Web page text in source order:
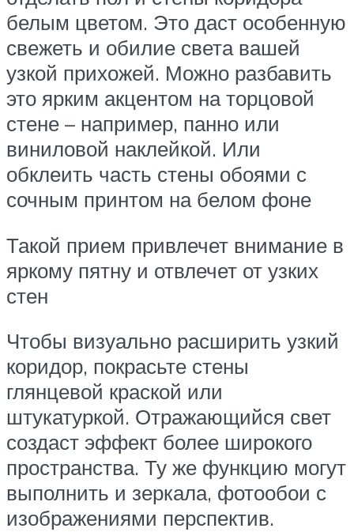
белым цветом. Это даст особенную
свежеть и обилие света вашей
узкой прихожей. Можно разбавить
это ярким акцентом на торцовой
стене – например, панно или
виниловой наклейкой. Или
обклеить часть стены обоями с
сочным принтом на белом фоне
Такой прием привлечет внимание в
яркому пятну и отвлечет от узких
стен
Чтобы визуально расширить узкий
коридор, покрасьте стены
глянцевой краской или
штукатуркой. Отражающийся свет
создаст эффект более широкого
пространства. Ту же функцию могут
выполнить и зеркала, фотообои с
изображениями перспектив.